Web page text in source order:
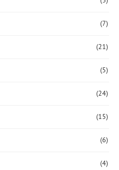
(7)
(21)
(5)
(24)
(15)
(6)
(4)